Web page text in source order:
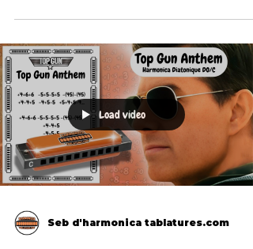
Load video
Seb d'harmonica tablatures.com